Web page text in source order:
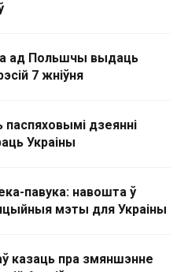
ад Польшчы выдаць
7 жніўня
паспяховымі дзеянні
Украіны
павука: навошта ў
мэты для Украіны
казаць пра змяншэнне